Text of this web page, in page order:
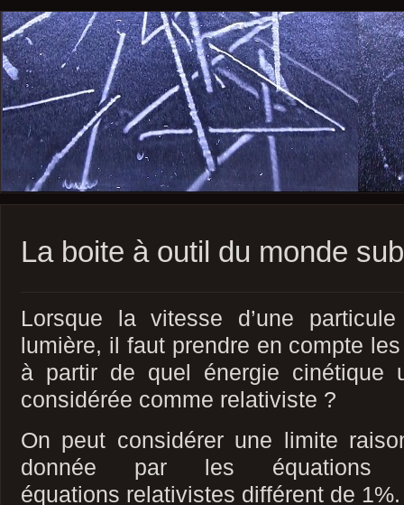
La boite à outil du monde
Lorsque la vitesse d’une
lumière, il faut prendre en compte
à partir de quel énergie cinétique
considérée comme relativiste ?
On peut considérer une limite
donnée par les équations
équations relativistes différent de 1%.